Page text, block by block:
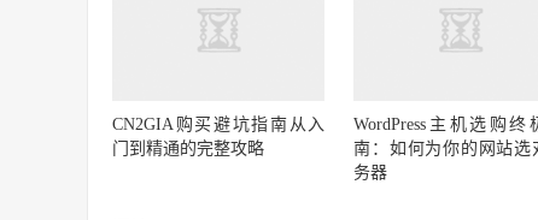
CN2GIA购买避坑指南从入
门到精通的完整攻略
WordPress主机选购终
南：如何为你的网站选
务器